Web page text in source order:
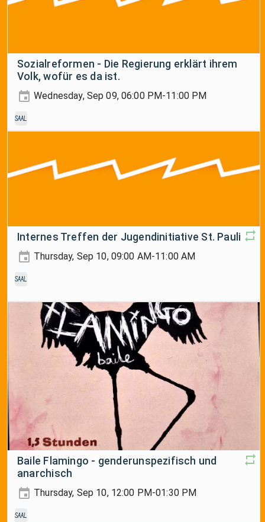
Sozialreformen - Die Regierung erklärt ihrem
Volk, wofür es da ist.
Wednesday, Sep 09, 06:00 PM-11:00 PM
Saal
Internes Treffen der Jugendinitiative St. Pauli
Thursday, Sep 10, 09:00 AM-11:00 AM
Saal
Baile Flamingo - genderunspezifisch und
anarchisch
Thursday, Sep 10, 12:00 PM-01:30 PM
Saal